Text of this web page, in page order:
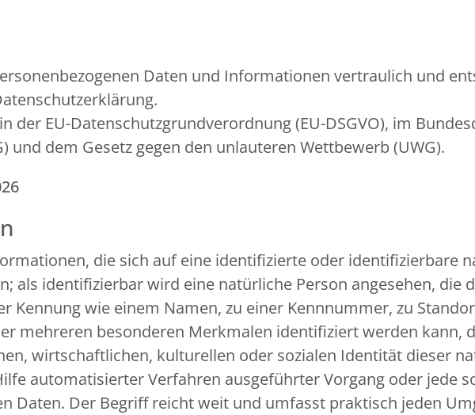
Daten und Informationen vertraulich und
der EU-Datenschutzgrundverordnung (EU-DSGVO), im
und dem Gesetz gegen den unlauteren Wettbewerb (UWG).
die sich auf eine identifizierte oder identifizierbare
als identifizierbar wird eine natürliche Person angesehen, die
Kennung wie einem Namen, zu einer Kennnummer, zu
mehreren besonderen Merkmalen identifiziert werden kann,
wirtschaftlichen, kulturellen oder sozialen Identität dieser
automatisierter Verfahren ausgeführter Vorgang oder jede
Daten. Der Begriff reicht weit und umfasst praktisch jeden